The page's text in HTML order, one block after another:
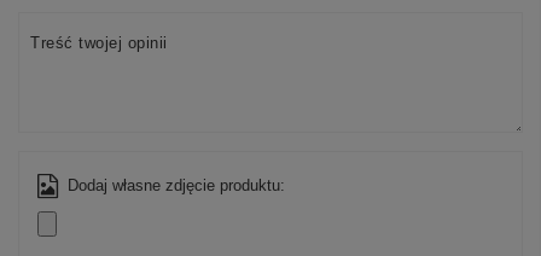
Treść twojej opinii
Dodaj własne zdjęcie produktu: